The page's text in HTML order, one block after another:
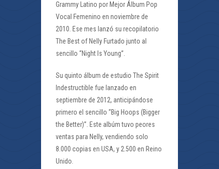
Grammy Latino por Mejor Álbum Pop
Vocal Femenino en noviembre de
2010. Ese mes lanzó su recopilatorio
The Best of Nelly Furtado junto al
sencillo “Night Is Young”.
Su quinto álbum de estudio The Spirit
Indestructible fue lanzado en
septiembre de 2012, anticipándose
primero el sencillo “Big Hoops (Bigger
the Better)”. Este albúm tuvo peores
ventas para Nelly, vendiendo solo
8.000 copias en USA, y 2.500 en Reino
Unido.